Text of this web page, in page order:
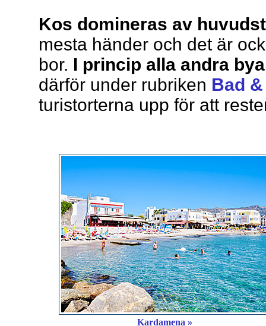
Kos domineras av
mesta händer och det är
bor. I princip alla andra
därför under rubriken Bad
turistorterna upp för att
Kardamena »